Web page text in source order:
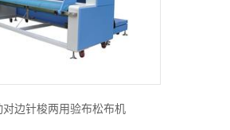
对边针梭两用验布松布机